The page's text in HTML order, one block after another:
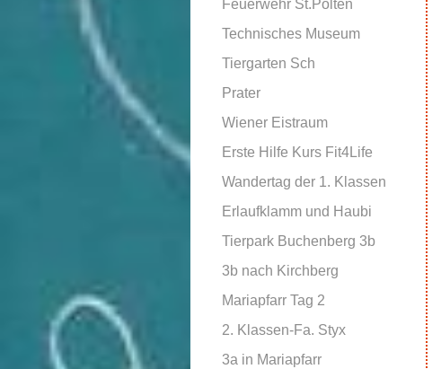
Feuerwehr St.Pölten
Technisches Museum
Tiergarten Sch
Prater
Wiener Eistraum
Erste Hilfe Kurs Fit4Life
Wandertag der 1. Klassen
Erlaufklamm und Haubi
Tierpark Buchenberg 3b
3b nach Kirchberg
Mariapfarr Tag 2
2. Klassen-Fa. Styx
3a in Mariapfarr